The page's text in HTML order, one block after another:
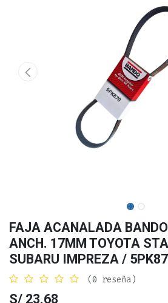
FAJA ACANALADA
ANCH. 17MM TOYOTA
SUBARU IMPREZA /
(0 reseña)
S/ 23.68